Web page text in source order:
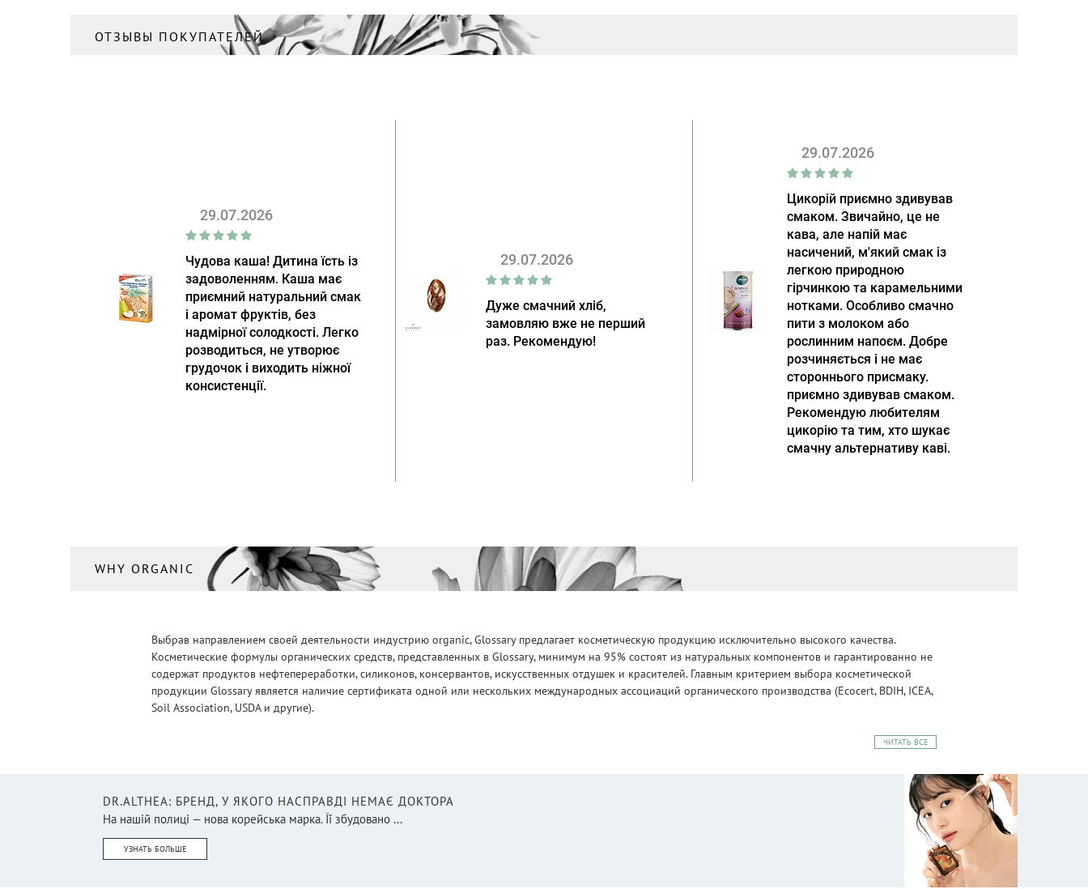
ОТЗЫВЫ ПОКУПАТЕЛЕЙ
29.07.2026
Чудова каша! Дитина їсть із
задоволенням. Каша має
приємний натуральний смак
і аромат фруктів, без
надмірної солодкості. Легко
розводиться, не утворює
грудочок і виходить ніжної
консистенції.
29.07.2026
Дуже смачний хліб,
замовляю вже не перший
раз. Рекомендую!
29.07.2026
Цикорій приємно здивував
смаком. Звичайно, це не
кава, але напій має
насичений, м'який смак із
легкою природною
гірчинкою та карамельними
нотками. Особливо смачно
пити з молоком або
рослинним напоєм. Добре
розчиняється і не має
стороннього присмаку.
приємно здивував смаком.
Рекомендую любителям
цикорію та тим, хто шукає
смачну альтернативу каві.
WHY ORGANIC
Выбрав направлением своей деятельности индустрию organic, Glossary предлагает косметическую продукцию исключительно высокого качества.
Косметические формулы органических средств, представленных в Glossary, минимум на 95% состоят из натуральных компонентов и гарантированно не
содержат продуктов нефтепереработки, силиконов, консервантов, искусственных отдушек и красителей. Главным критерием выбора косметической
продукции Glossary является наличие сертификата одной или нескольких международных ассоциаций органического производства (Ecocert, BDIH, ICEA,
Soil Association, USDA и другие).
ЧИТАТЬ ВСЕ
DR.ALTHEA: БРЕНД, У ЯКОГО НАСПРАВДІ НЕМАЄ ДОКТОРА
На нашій полиці — нова корейська марка. Її збудовано ...
УЗНАТЬ БОЛЬШЕ